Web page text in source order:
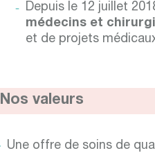
Depuis le 12 juillet
médecins et
et de projets
Nos valeurs
Une offre de soins de